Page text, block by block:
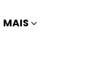
MAIS